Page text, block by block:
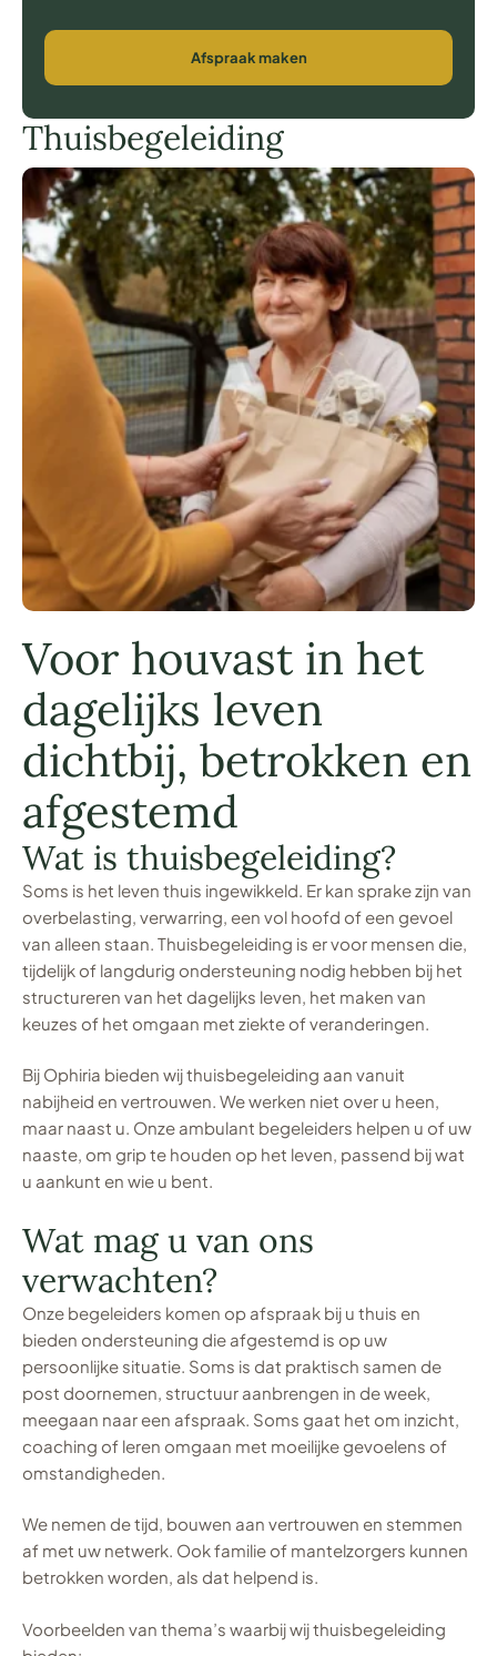
Afspraak maken
Thuisbegeleiding
Voor houvast in het
dagelijks leven
dichtbij, betrokken en
afgestemd
Wat is thuisbegeleiding?
Soms is het leven thuis ingewikkeld. Er kan sprake zijn van
overbelasting, verwarring, een vol hoofd of een gevoel
van alleen staan. Thuisbegeleiding is er voor mensen die,
tijdelijk of langdurig ondersteuning nodig hebben bij het
structureren van het dagelijks leven, het maken van
keuzes of het omgaan met ziekte of veranderingen.
Bij Ophiria bieden wij thuisbegeleiding aan vanuit
nabijheid en vertrouwen. We werken niet over u heen,
maar naast u. Onze ambulant begeleiders helpen u of uw
naaste, om grip te houden op het leven, passend bij wat
u aankunt en wie u bent.
Wat mag u van ons
verwachten?
Onze begeleiders komen op afspraak bij u thuis en
bieden ondersteuning die afgestemd is op uw
persoonlijke situatie. Soms is dat praktisch samen de
post doornemen, structuur aanbrengen in de week,
meegaan naar een afspraak. Soms gaat het om inzicht,
coaching of leren omgaan met moeilijke gevoelens of
omstandigheden.
We nemen de tijd, bouwen aan vertrouwen en stemmen
af met uw netwerk. Ook familie of mantelzorgers kunnen
betrokken worden, als dat helpend is.
Voorbeelden van thema’s waarbij wij thuisbegeleiding